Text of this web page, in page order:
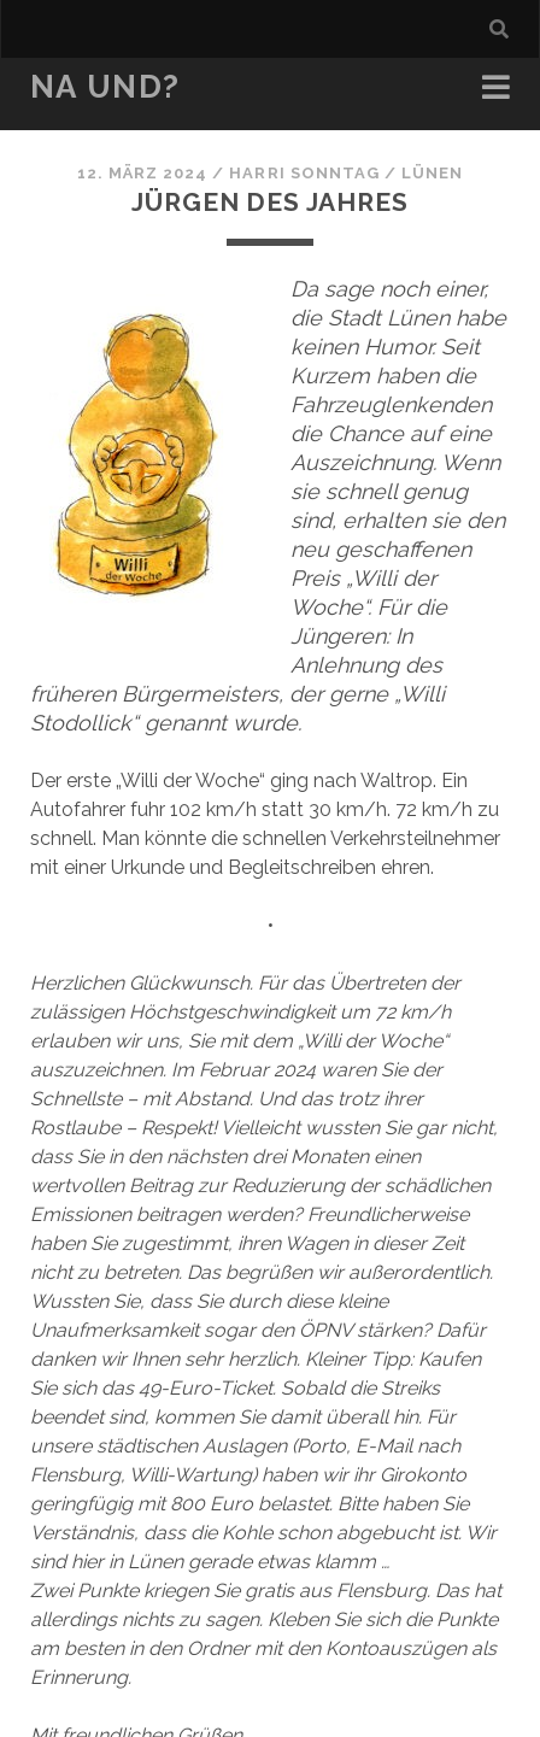
NA UND?
12. MÄRZ 2024 / HARRI SONNTAG / LÜNEN
JÜRGEN DES JAHRES
Da sage noch einer,
die Stadt Lünen habe
keinen Humor. Seit
Kurzem haben die
Fahrzeuglenkenden
die Chance auf eine
Auszeichnung. Wenn
sie schnell genug
sind, erhalten sie den
neu geschaffenen
Preis „Willi der
Woche“. Für die
Jüngeren: In
Anlehnung des
früheren Bürgermeisters, der gerne „Willi
Stodollick“ genannt wurde.
Der erste „Willi der Woche“ ging nach Waltrop. Ein
Autofahrer fuhr 102 km/h statt 30 km/h. 72 km/h zu
schnell. Man könnte die schnellen Verkehrsteilnehmer
mit einer Urkunde und Begleitschreiben ehren.
•
Herzlichen Glückwunsch. Für das Übertreten der
zulässigen Höchstgeschwindigkeit um 72 km/h
erlauben wir uns, Sie mit dem „Willi der Woche“
auszuzeichnen. Im Februar 2024 waren Sie der
Schnellste – mit Abstand. Und das trotz ihrer
Rostlaube – Respekt! Vielleicht wussten Sie gar nicht,
dass Sie in den nächsten drei Monaten einen
wertvollen Beitrag zur Reduzierung der schädlichen
Emissionen beitragen werden? Freundlicherweise
haben Sie zugestimmt, ihren Wagen in dieser Zeit
nicht zu betreten. Das begrüßen wir außerordentlich.
Wussten Sie, dass Sie durch diese kleine
Unaufmerksamkeit sogar den ÖPNV stärken? Dafür
danken wir Ihnen sehr herzlich. Kleiner Tipp: Kaufen
Sie sich das 49-Euro-Ticket. Sobald die Streiks
beendet sind, kommen Sie damit überall hin. Für
unsere städtischen Auslagen (Porto, E-Mail nach
Flensburg, Willi-Wartung) haben wir ihr Girokonto
geringfügig mit 800 Euro belastet. Bitte haben Sie
Verständnis, dass die Kohle schon abgebucht ist. Wir
sind hier in Lünen gerade etwas klamm …
Zwei Punkte kriegen Sie gratis aus Flensburg. Das hat
allerdings nichts zu sagen. Kleben Sie sich die Punkte
am besten in den Ordner mit den Kontoauszügen als
Erinnerung.